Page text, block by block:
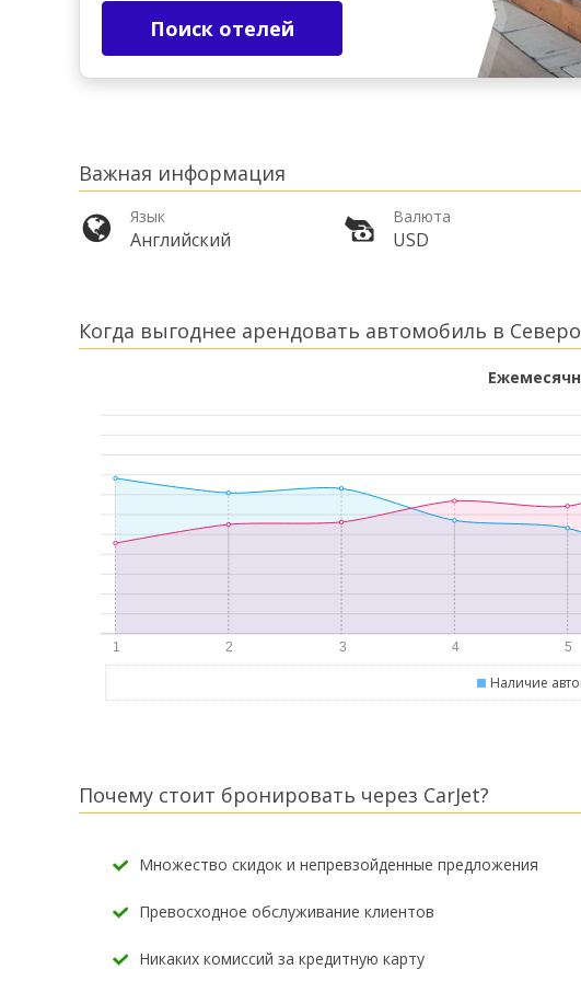
Поиск отелей
Важная информация
Язык
Английский
Валюта
USD
Когда выгоднее арендовать автомобиль в
Наличие
Почему стоит бронировать через CarJet?
Множество скидок и непревзойденные предложения
Превосходное обслуживание клиентов
Никаких комиссий за кредитную карту